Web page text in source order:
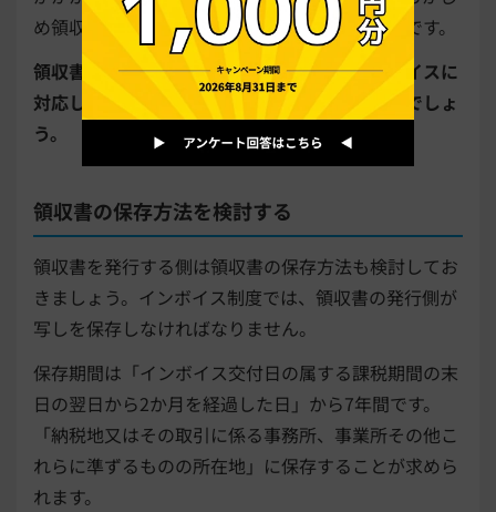
め領収書のフォーマットを変更しておくと便利です。
領収書の発行頻度が高い場合などには、インボイスに
対応した会計システムの導入も検討すると良いでしょ
う。
領収書の保存方法を検討する
領収書を発行する側は領収書の保存方法も検討してお
きましょう。インボイス制度では、領収書の発行側が
写しを保存しなければなりません。
保存期間は「インボイス交付日の属する課税期間の末
日の翌日から2か月を経過した日」から7年間です。
「納税地又はその取引に係る事務所、事業所その他こ
れらに準ずるものの所在地」に保存することが求めら
れます。